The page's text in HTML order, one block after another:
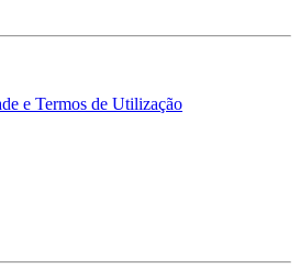
e Termos de Utilização